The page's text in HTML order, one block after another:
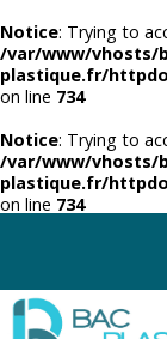
Notice: Trying to
/var/www/vhosts/
plastique.fr/
on line 734
Notice: Trying to
/var/www/vhosts/
plastique.fr/
on line 734